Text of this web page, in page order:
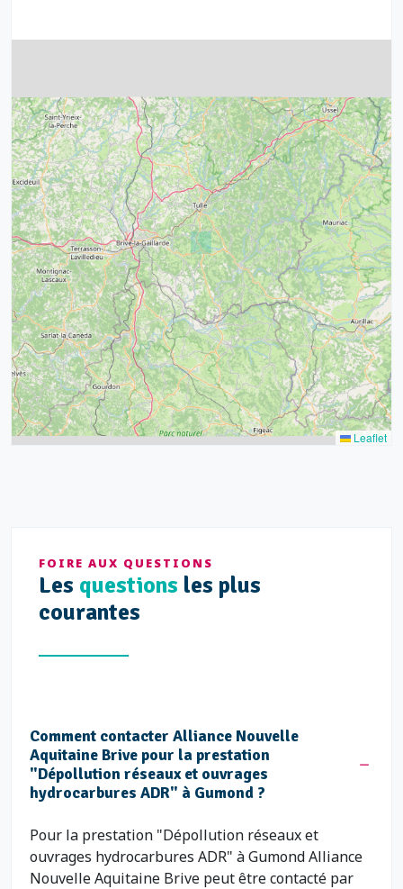
4
15
21
14
32
39
52 68
43
Leaflet
FOIRE AUX QUESTIONS
Les questions les plus
courantes
Comment contacter Alliance Nouvelle
Aquitaine Brive pour la prestation
"Dépollution réseaux et ouvrages
hydrocarbures ADR" à Gumond ?
Pour la prestation "Dépollution réseaux et
ouvrages hydrocarbures ADR" à Gumond Alliance
Nouvelle Aquitaine Brive peut être contacté par